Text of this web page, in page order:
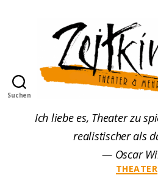
Suchen
Ich liebe es, Theater zu
realistischer als
— Oscar
THEATER